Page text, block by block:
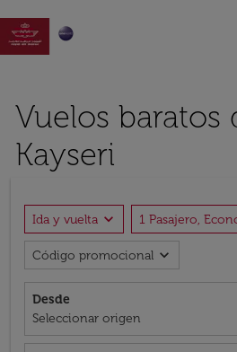

Vuelos baratos
Kayseri
Ida y vuelta expand_more 1 Pasajero,
Código promocional expand_more
Desde
Seleccionar origen